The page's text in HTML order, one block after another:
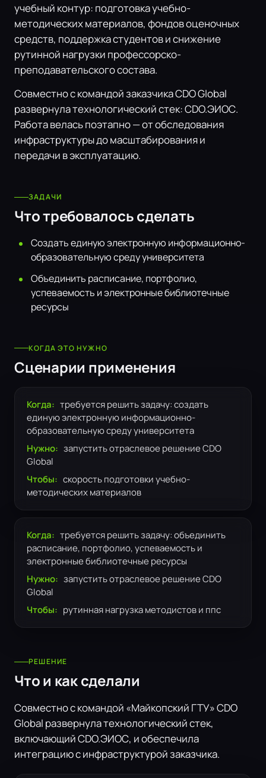
учебный контур: подготовка учебно-
методических материалов, фондов оценочных
средств, поддержка студентов и снижение
рутинной нагрузки профессорско-
преподавательского состава.
Совместно с командой заказчика CDO Global
развернула технологический стек: CDO.ЭИОС.
Работа велась поэтапно — от обследования
инфраструктуры до масштабирования и
передачи в эксплуатацию.
ЗАДАЧИ
Что требовалось сделать
Создать единую электронную информационно-
образовательную среду университета
Объединить расписание, портфолио,
успеваемость и электронные библиотечные
ресурсы
КОГДА ЭТО НУЖНО
Сценарии применения
Когда: требуется решить задачу: создать
единую электронную информационно-
образовательную среду университета
Нужно: запустить отраслевое решение CDO
Global
Чтобы: скорость подготовки учебно-
методических материалов
Когда: требуется решить задачу: объединить
расписание, портфолио, успеваемость и
электронные библиотечные ресурсы
Нужно: запустить отраслевое решение CDO
Global
Чтобы: рутинная нагрузка методистов и ппс
РЕШЕНИЕ
Что и как сделали
Совместно с командой «Майкопский ГТУ» CDO
Global развернула технологический стек,
включающий CDO.ЭИОС, и обеспечила
интеграцию с инфраструктурой заказчика.